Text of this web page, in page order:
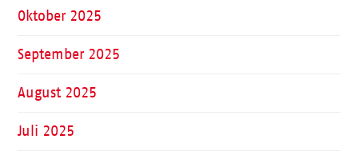
Oktober 2025
September 2025
August 2025
Juli 2025